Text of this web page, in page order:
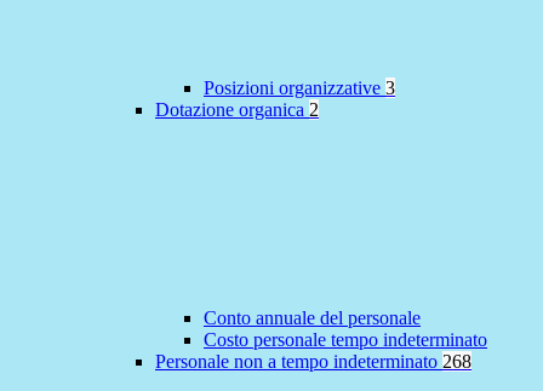
Posizioni organizzative 3
Dotazione organica 2
Conto annuale del personale
Costo personale tempo indeterminato
Personale non a tempo indeterminato 268